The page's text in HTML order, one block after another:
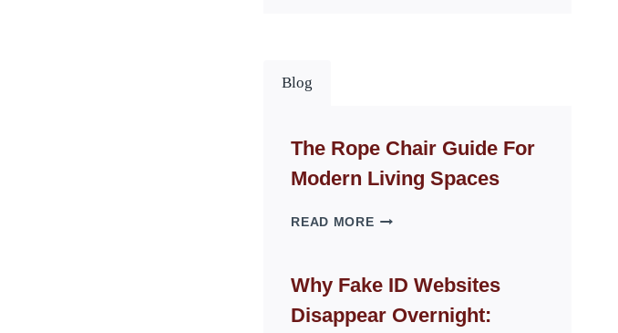
Blog
The Rope Chair Guide For
Modern Living Spaces
READ MORETHE
GUIDE
FOR
MODERN
Why Fake ID Websites
Disappear Overnight: